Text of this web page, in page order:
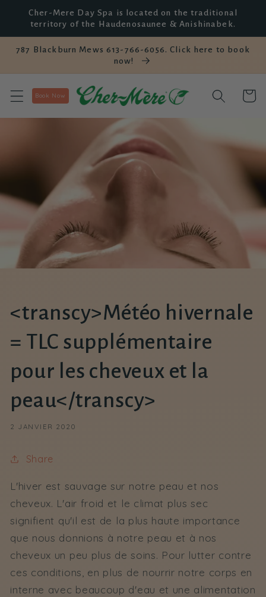
passer
au
contenu
Cher-Mere Day Spa is located on the traditional
territory of the Haudenosaunee & Anishinabek.
787 Blackburn Mews 613-766-6056. Click here to book
now!
Book Now Panier
<transcy>Météo hivernale
= TLC supplémentaire
pour les cheveux et la
peau</transcy>
2 JANVIER 2020
Share
L'hiver est sauvage sur notre peau et nos
cheveux. L'air froid et le climat plus sec
signifient qu'il est de la plus haute importance
que nous donnions à notre peau et à nos
cheveux un peu plus de soins. Pour lutter contre
ces conditions, en plus de nourrir notre corps en
interne avec beaucoup d'eau et une alimentation